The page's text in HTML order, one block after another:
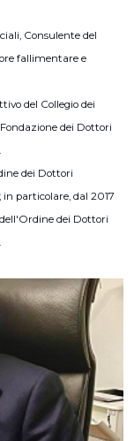
Consulente del
fallimentare e
del Collegio dei
dei Dottori
dei Dottori
particolare, dal 2017
dei Dottori